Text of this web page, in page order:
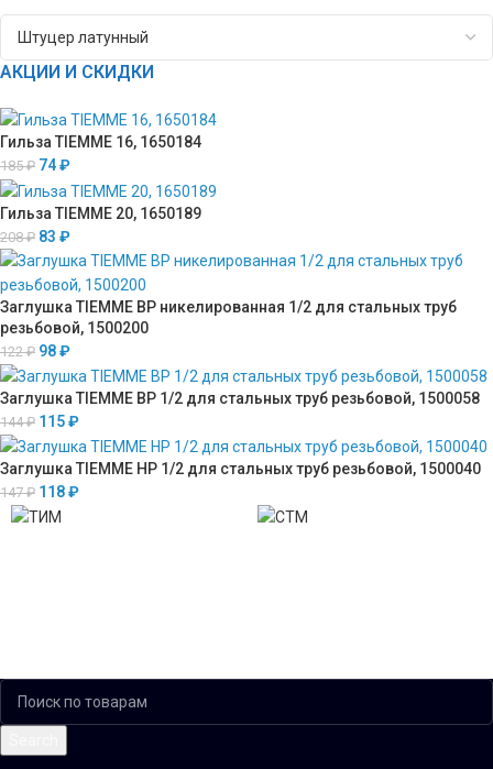
АКЦИИ И СКИДКИ
Гильза TIEMME 16, 1650184
185₽ 74₽
Гильза TIEMME 20, 1650189
208₽ 83 ₽
Заглушка TIEMME ВР никелированная 1/2 для стальных труб
резьбовой, 1500200
122₽ 98₽
Заглушка TIEMME ВР 1/2 для стальных труб резьбовой, 1500058
144₽ 115₽
Заглушка TIEMME НР 1/2 для стальных труб резьбовой, 1500040
147₽ 118₽